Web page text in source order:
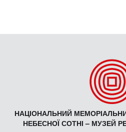
НАЦІОНАЛЬНИЙ
НЕБЕСНОЇ СОТНІ – МУЗЕЙ